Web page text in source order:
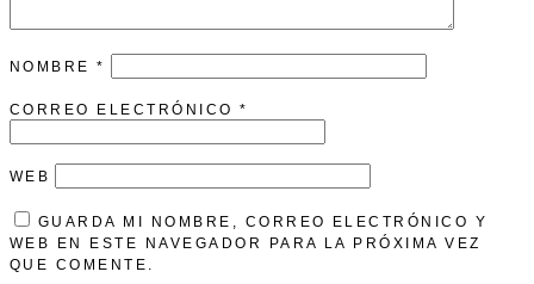
NOMBRE*
CORREO ELECTRÓNICO*
WEB
GUARDA MI NOMBRE, CORREO ELECTRÓNICO Y
WEB EN ESTE NAVEGADOR PARA LA PRÓXIMA VEZ
QUE COMENTE.